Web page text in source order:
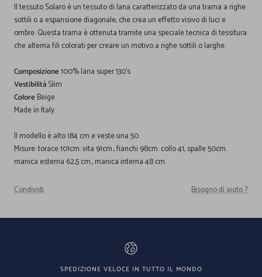
Il tessuto Solaro è un tessuto di lana caratterizzato da una trama a righe
sottili o a espansione diagonale, che crea un effetto visivo di luci e
ombre. Questa trama è ottenuta tramite una speciale tecnica di tessitura
che alterna fili colorati per creare un motivo a righe sottili o larghe.
Composizione100% lana super 130's
VestibilitàSlim
ColoreBeige
Made in Italy
Il modello è alto 184 cm e veste una 50.
Misure: torace 101cm. vita 91cm., fianchi 98cm. collo 41, spalle 50cm.
manica esterna 62,5 cm., manica interna 48 cm.
Condividi Bisogno di aiuto ?
SPEDIZIONE VELOCE IN TUTTO IL MONDO